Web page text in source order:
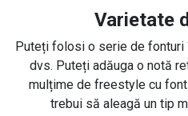
Varietate
Puteți folosi o serie de
dvs. Puteți adăuga o notă
mulțime de freestyle cu
trebui să aleagă un tip